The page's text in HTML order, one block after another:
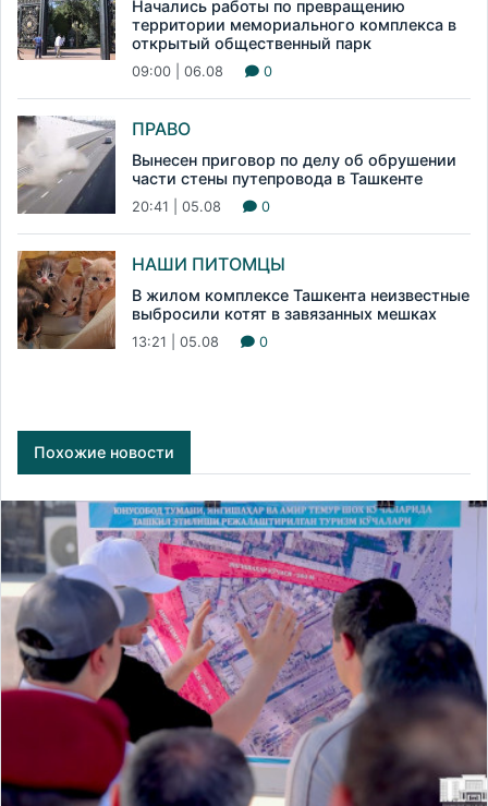
Начались работы по превращению
территории мемориального комплекса в
открытый общественный парк
09:00 | 06.08 0
ПРАВО
Вынесен приговор по делу об обрушении
части стены путепровода в Ташкенте
20:41 | 05.08 0
НАШИ ПИТОМЦЫ
В жилом комплексе Ташкента неизвестные
выбросили котят в завязанных мешках
13:21 | 05.08 0
Похожие новости